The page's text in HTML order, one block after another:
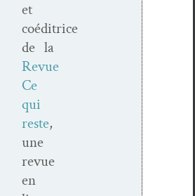
et
coéditrice
de la
Revue
Ce
qui
reste,
une
revue
en